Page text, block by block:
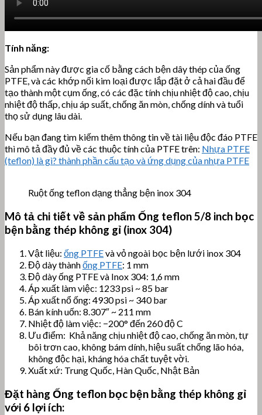
Tính năng:
Sản phẩm này được gia cố bằng cách bện dây thép của ống
PTFE, và các khớp nối kim loại được lắp đặt ở cả hai đầu để
tạo thành một cụm ống, có các đặc tính chịu nhiệt độ cao, chịu
nhiệt độ thấp, chịu áp suất, chống ăn mòn, chống dính và tuổi
thọ sử dụng lâu dài.
Nếu bạn đang tìm kiếm thêm thông tin về tài liệu độc đáo PTFE
thì mô tả đầy đủ về các thuộc tính của PTFE trên: Nhựa PTFE
(teflon) là gì? thành phần cấu tạo và ứng dụng của nhựa PTFE
Ruột ống teflon dạng thẳng bện inox 304
Mô tả chi tiết về sản phẩm Ống teflon 5/8 inch bọc
bện bằng thép không gỉ (inox 304)
Vật liệu: ống PTFEvà vỏ ngoài bọc bện lưới inox 304
Độ dày thànhống PTFE: 1 mm
Độ dày ống PTFE và Inox 304: 1,6 mm
Áp xuất làm việc: 1233 psi ~ 85 bar
Áp xuất nổ ống: 4930 psi ~ 340 bar
Bán kính uốn: 8.307″ ~ 211 mm
Nhiệt độ làm việc: −200° đến 260 độ C
Ưu điểm: Khả năng chịu nhiệt độ cao, chống ăn mòn, tự
bôi trơn cao, không bám dính, hiệu suất chống lão hóa,
không độc hại, kháng hóa chất tuyệt vời.
Xuất xứ: Trung Quốc, Hàn Quốc, Nhật Bản
Đặt hàng Ống teflon bọc bện bằng thép không gỉ
với 6 lợi ích: